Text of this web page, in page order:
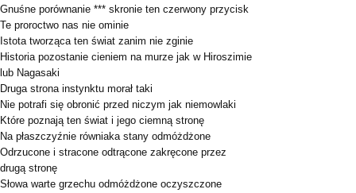
Gnuśne porównanie *** skronie ten czerwony przycisk
Te proroctwo nas nie ominie
Istota tworząca ten świat zanim nie zginie
Historia pozostanie cieniem na murze jak w Hiroszimie
lub Nagasaki
Druga strona instynktu morał taki
Nie potrafi się obronić przed niczym jak niemowlaki
Które poznają ten świat i jego ciemną stronę
Na płaszczyźnie równiaka stany odmóżdżone
Odrzucone i stracone odtrącone zakręcone przez
drugą stronę
Słowa warte grzechu odmóżdżone oczyszczone